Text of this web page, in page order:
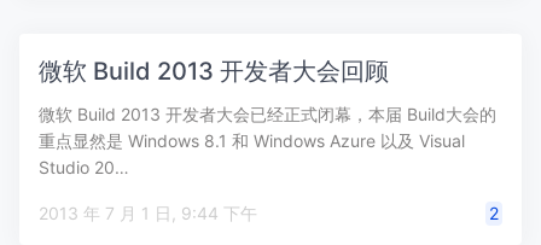
微软 Build 2013 开发者大会回顾
微软 Build 2013 开发者大会已经正式闭幕，本届 Build大会的
重点显然是 Windows 8.1 和 Windows Azure 以及 Visual
Studio 20…
2013 年 7 月 1 日, 9:44 下午 2